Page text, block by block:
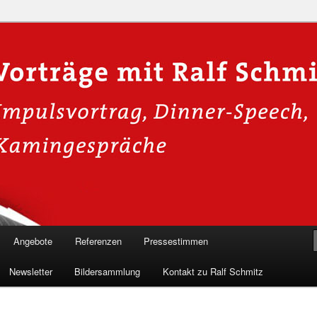
für Hackervorträge &
in die Welt der Cybersicherheit mit Ralf Schmitz. Erleben Sie Live-
& schützen Sie sich effektiv.
Angebote Referenzen Pressestimmen
Newsletter Bildersammlung Kontakt zu Ralf Schmitz